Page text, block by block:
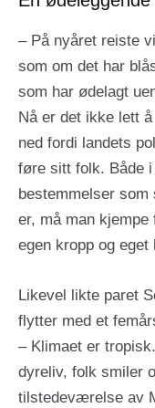
– På nyåret reiste
som om det har
som har ødelagt
Nå er det ikke lett
ned fordi landets
føre sitt folk. Både
bestemmelser
er, må man
egen kropp og eget
Likevel likte paret
flytter med et
– Klimaet er
dyreliv, folk smiler
tilstedeværelse av